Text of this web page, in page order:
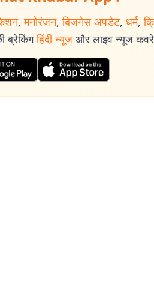
, मनोरंजन, बिजनेस अपडेट, धर्म,
ब्रेकिंग हिंदी न्यूज और लाइव न्यूज